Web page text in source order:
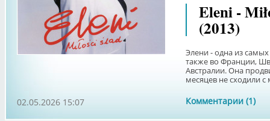
Eleni -
(2013)
Элени - одна из
также во Франции,
Австралии. Она
месяцев не сходили с
Комментарии (1)
02.05.2026 15:07